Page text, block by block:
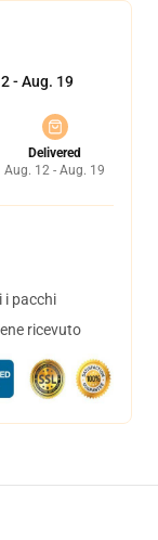
- Aug. 19
Delivered
Aug. 12 - Aug. 19
i pacchi
ricevuto